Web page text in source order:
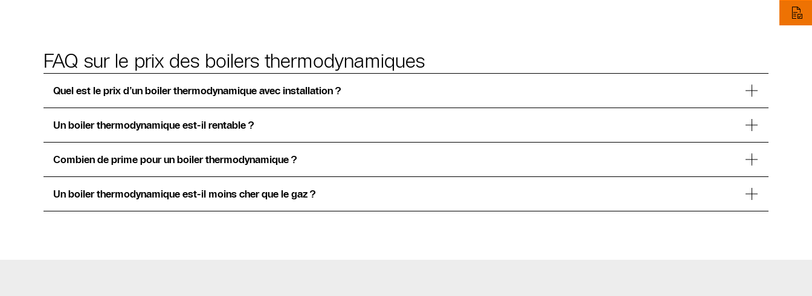
FAQ sur le prix des boilers thermodynamiques
Quel est le prix d’un boiler thermodynamique avec installation ?
Un boiler thermodynamique est-il rentable ?
Combien de prime pour un boiler thermodynamique ?
Un boiler thermodynamique est-il moins cher que le gaz ?